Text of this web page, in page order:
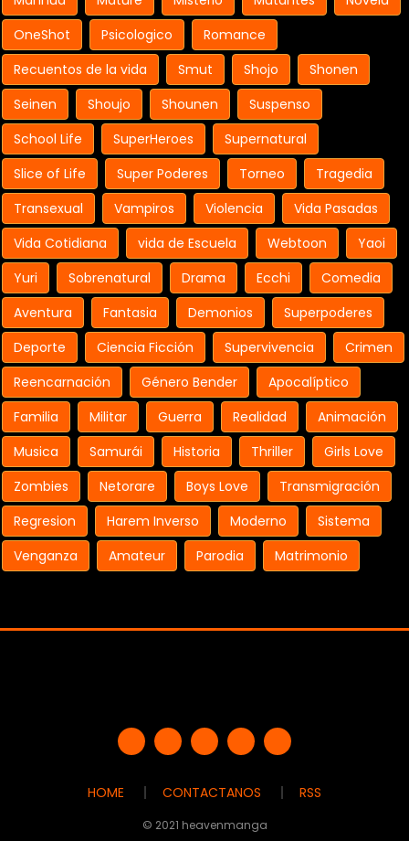
OneShot
Psicologico
Romance
Recuentos de la vida
Smut Shojo
Shonen
Seinen
Shoujo Shounen
Suspenso
School Life
SuperHeroes
Supernatural
Slice of Life
Super Poderes Torneo
Tragedia
Transexual
Vampiros Violencia
Vida Pasadas
Vida Cotidiana
vida de Escuela Webtoon
Yaoi
Yuri
Sobrenatural Drama Ecchi
Comedia
Aventura
Fantasia Demonios
Superpoderes
Deporte
Ciencia Ficción Supervivencia
Crimen
Reencarnación
Género Bender
Apocalíptico
Familia
Militar Guerra Realidad
Animación
Musica
Samurái Historia Thriller
Girls Love
Zombies
Netorare Boys Love
Transmigración
Regresion
Harem Inverso Moderno
Sistema
Venganza
Amateur Parodia Matrimonio
HOME CONTACTANOS RSS
© 2021 heavenmanga